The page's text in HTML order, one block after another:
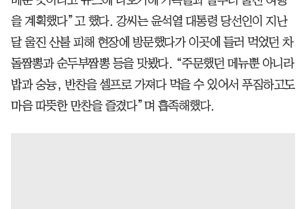
을 계획했다”고 했다. 강씨는 윤석열 대통령 당선인이 지난
달 울진 산불 피해 현장에 방문했다가 이곳에 들러 먹었던 차
돌짬뽕과 순두부짬뽕 등을 맛봤다. “주문했던 메뉴뿐 아니라
밥과 숭늉, 반찬을 셀프로 가져다 먹을 수 있어서 푸짐하고도
마음 따뜻한 만찬을 즐겼다”며 흡족해했다.